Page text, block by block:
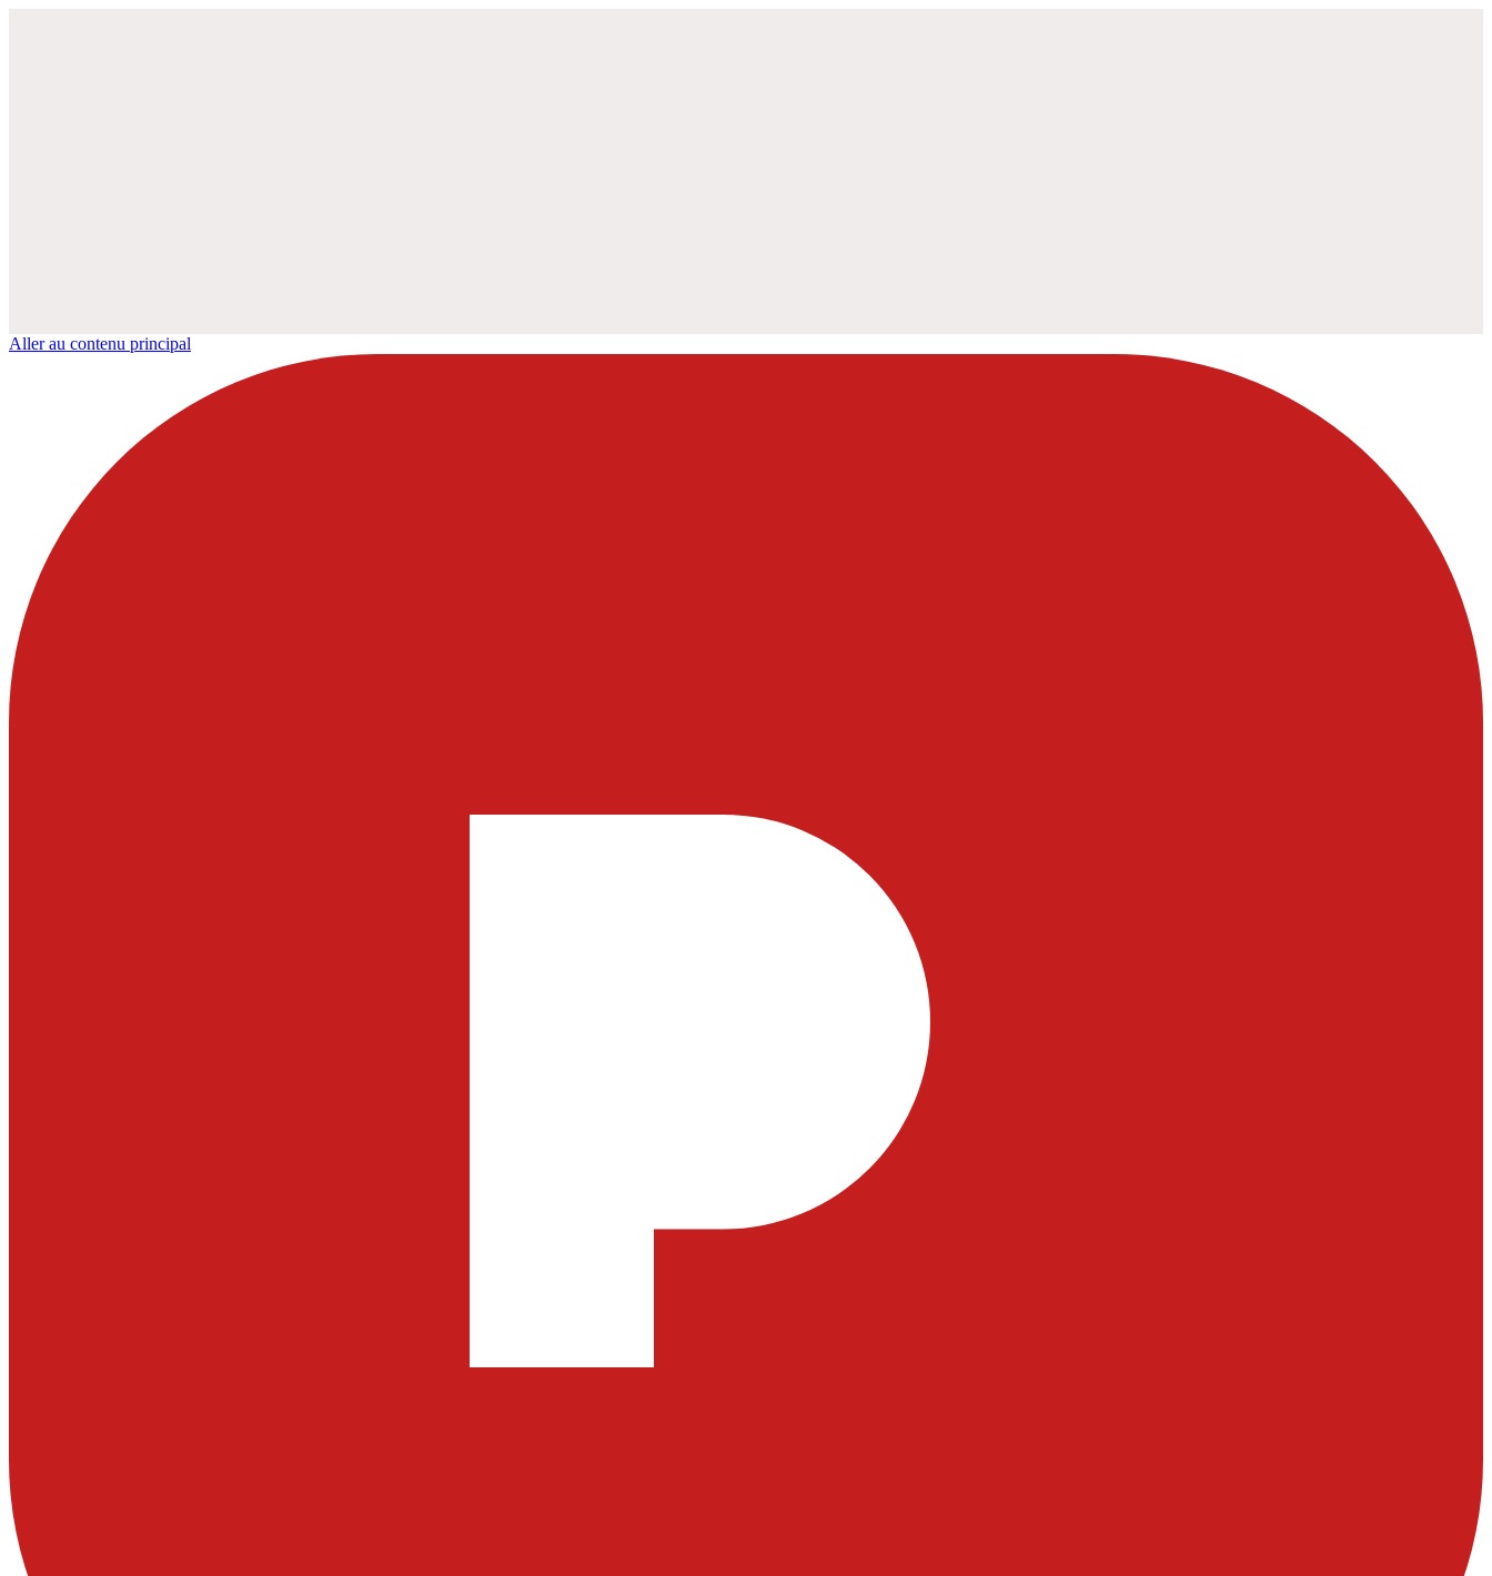
Aller au contenu principal